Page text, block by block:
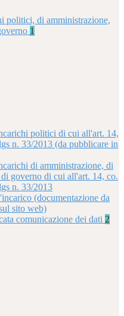
politici, di amministrazione,
1
politici di cui all'art. 14,
n. 33/2013 (da pubblicare in
di amministrazione, di
governo di cui all'art. 14, co.
n. 33/2013
(documentazione da
sito web)
comunicazione dei dati 2